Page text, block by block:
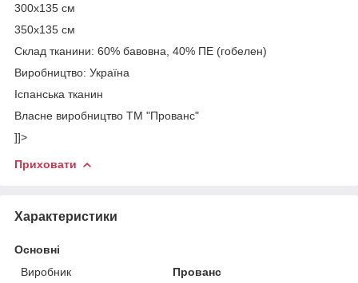
300х135 см
350х135 см
Склад тканини: 60% бавовна, 40% ПЕ (гобелен)
Виробництво: Україна
Іспанська тканин
Власне виробництво ТМ "Прованс"
]]>
Приховати
Характеристики
Основні
Виробник
Прованс